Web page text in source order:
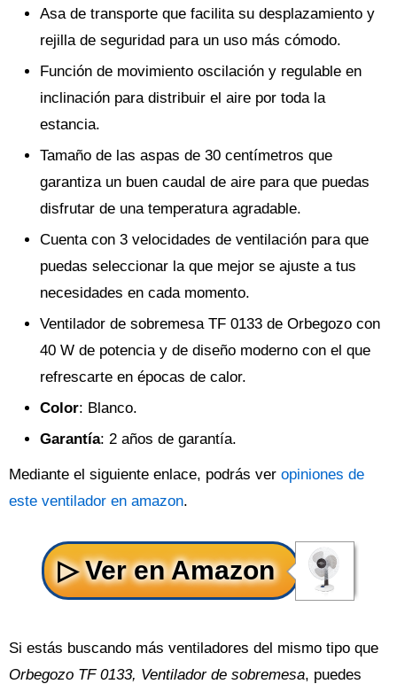
Asa de transporte que facilita su desplazamiento y
rejilla de seguridad para un uso más cómodo.
Función de movimiento oscilación y regulable en
inclinación para distribuir el aire por toda la
estancia.
Tamaño de las aspas de 30 centímetros que
garantiza un buen caudal de aire para que puedas
disfrutar de una temperatura agradable.
Cuenta con 3 velocidades de ventilación para que
puedas seleccionar la que mejor se ajuste a tus
necesidades en cada momento.
Ventilador de sobremesa TF 0133 de Orbegozo con
40 W de potencia y de diseño moderno con el que
refrescarte en épocas de calor.
Color: Blanco.
Garantía: 2 años de garantía.
Mediante el siguiente enlace, podrás ver opiniones de
este ventilador en amazon.
Si estás buscando más ventiladores del mismo tipo que
Orbegozo TF 0133, Ventilador de sobremesa, puedes